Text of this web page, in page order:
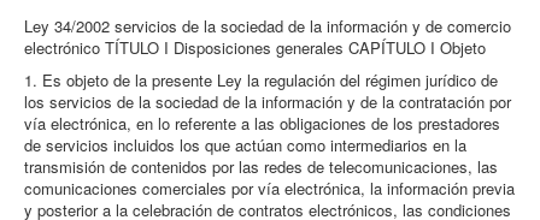
Buscar...
Ley 34/2002 servicios de la sociedad de la información y de comercio
electrónico TÍTULO I Disposiciones generales CAPÍTULO I Objeto
1. Es objeto de la presente Ley la regulación del régimen jurídico de
los servicios de la sociedad de la información y de la contratación por
vía electrónica, en lo referente a las obligaciones de los prestadores
de servicios incluidos los que actúan como intermediarios en la
transmisión de contenidos por las redes de telecomunicaciones, las
comunicaciones comerciales por vía electrónica, la información previa
y posterior a la celebración de contratos electrónicos, las condiciones